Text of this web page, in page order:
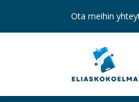
Ota meihin